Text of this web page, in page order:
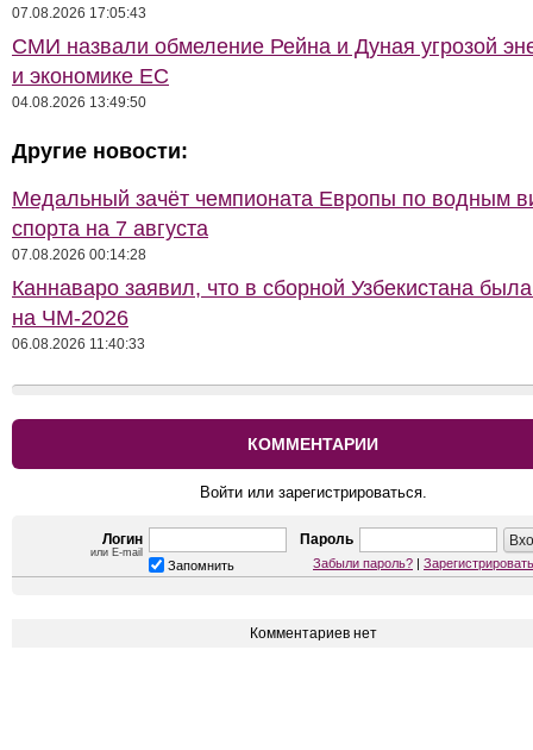
07.08.2026 17:05:43
СМИ назвали обмеление Рейна и Дуная угрозой
и экономике ЕС
04.08.2026 13:49:50
Другие новости:
Медальный зачёт чемпионата Европы по водным
спорта на 7 августа
07.08.2026 00:14:28
Каннаваро заявил, что в сборной Узбекистана
на ЧМ-2026
06.08.2026 11:40:33
КОММЕНТАРИИ
Войти или зарегистрироваться.
Логин
или E-mail
Пароль
Запомнить Забыли пароль? |
Комментариев нет